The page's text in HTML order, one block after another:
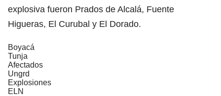
explosiva fueron Prados de Alcalá, Fuente
Higueras, El Curubal y El Dorado.
Boyacá
Tunja
Afectados
Ungrd
Explosiones
ELN